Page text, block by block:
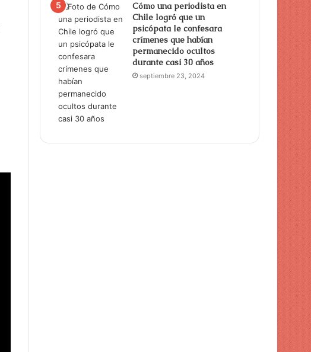
Cómo una periodista en
Chile logró que un
psicópata le confesara
crímenes que habían
permanecido ocultos
durante casi 30 años
septiembre 23, 2024